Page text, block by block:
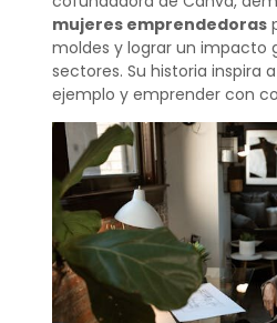
mujeres emprendedoras
moldes y lograr un impacto
sectores. Su historia inspira
ejemplo y emprender con